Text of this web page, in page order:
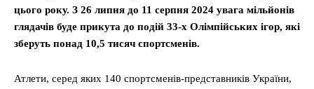
цього року. З 26 липня до 11 серпня 2024 увага мільйонів
глядачів буде прикута до подій 33-х Олімпійських ігор, які
зберуть понад 10,5 тисяч спортсменів.
Атлети, серед яких 140 спортсменів-представників України,